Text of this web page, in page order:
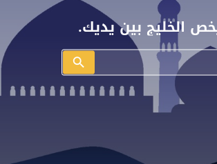
الخليج بين يديك.